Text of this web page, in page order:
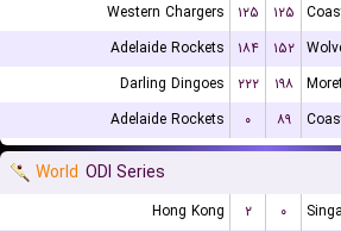
Western Chargers ۱۲۵ ۱۲۵
Adelaide Rockets
۱۸۴ ۱۵۲
Darling Dingoes
۲۲۲ ۱۹۸
Adelaide Rockets
۰ ۸۹
World ODI Series
Hong Kong ۲ ۰